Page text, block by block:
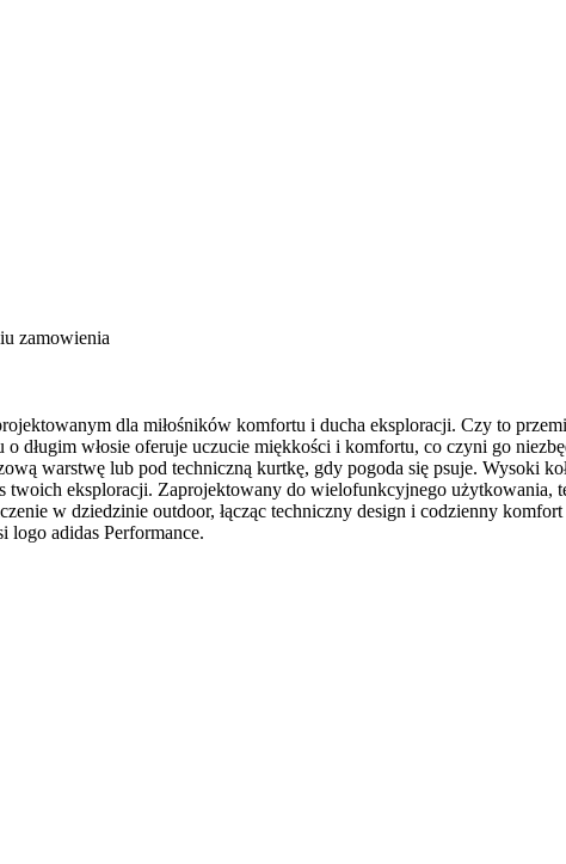
zamowienia
dla miłośników komfortu i ducha eksploracji. Czy to
długim włosie oferuje uczucie miękkości i komfortu, co czyni go
warstwę lub pod techniczną kurtkę, gdy pogoda się psuje. Wysoki
twoich eksploracji. Zaprojektowany do wielofunkcyjnego
w dziedzinie outdoor, łącząc techniczny design i codzienny
logo adidas Performance.